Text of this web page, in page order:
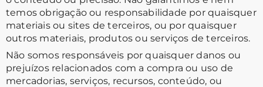
temos obrigação ou responsabilidade por quaisquer
materiais ou sites de terceiros, ou por quaisquer
outros materiais, produtos ou serviços de terceiros.
Não somos responsáveis por quaisquer danos ou
prejuízos relacionados com a compra ou uso de
mercadorias, serviços, recursos, conteúdo, ou